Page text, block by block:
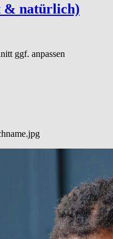
& natürlich)
ggf. anpassen